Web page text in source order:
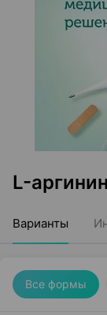
L-
Варианты
Все формы